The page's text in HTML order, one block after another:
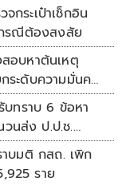
กระเป๋าเช็กอิน
กรณีต้องสงสัย
อบหาต้นเหตุ
ระดับความมั่นคง
บทราบ 6 ข้อหา
นส่ง ป.ป.ช.
บมติ กสถ. เพิก
ราย